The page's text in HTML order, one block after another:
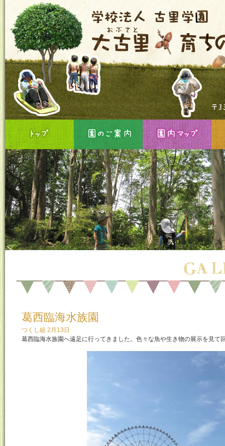
葛西臨海水族園
つくし組 2月13日
葛西臨海水族園へ遠足に行ってきました。色々な魚や生き物の展示を見て